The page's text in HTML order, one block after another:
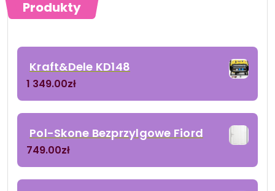
Produkty
Kraft&Dele KD148
1 349.00zł
Pol-Skone Bezprzylgowe Fiord
749.00zł